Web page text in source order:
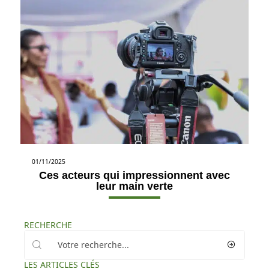
01/11/2025
Ces acteurs qui impressionnent avec
leur main verte
RECHERCHE
LES ARTICLES CLÉS